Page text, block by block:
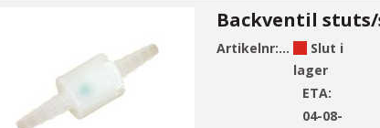
Artikelnr:A29-21Slut i
lager
ETA:
04-08-